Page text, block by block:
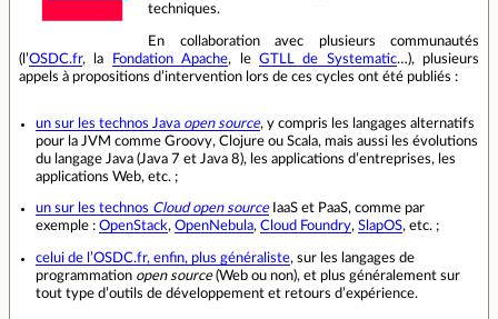
techniques.
En collaboration avec plusieurs communautés
(l’OSDC.fr, la Fondation Apache, le GTLL de Systematic…), plusieurs
appels à propositions d’intervention lors de ces cycles ont été publiés :
un sur les technos Java open source, y compris les langages alternatifs
pour la JVM comme Groovy, Clojure ou Scala, mais aussi les évolutions
du langage Java (Java 7 et Java 8), les applications d’entreprises, les
applications Web, etc. ;
un sur les technos Cloud open sourceIaaS et PaaS, comme par
exemple : OpenStack, OpenNebula, Cloud Foundry, SlapOS, etc. ;
celui de l’OSDC.fr, enfin, plus généraliste, sur les langages de
programmation open source(Web ou non), et plus généralement sur
tout type d’outils de développement et retours d’expérience.